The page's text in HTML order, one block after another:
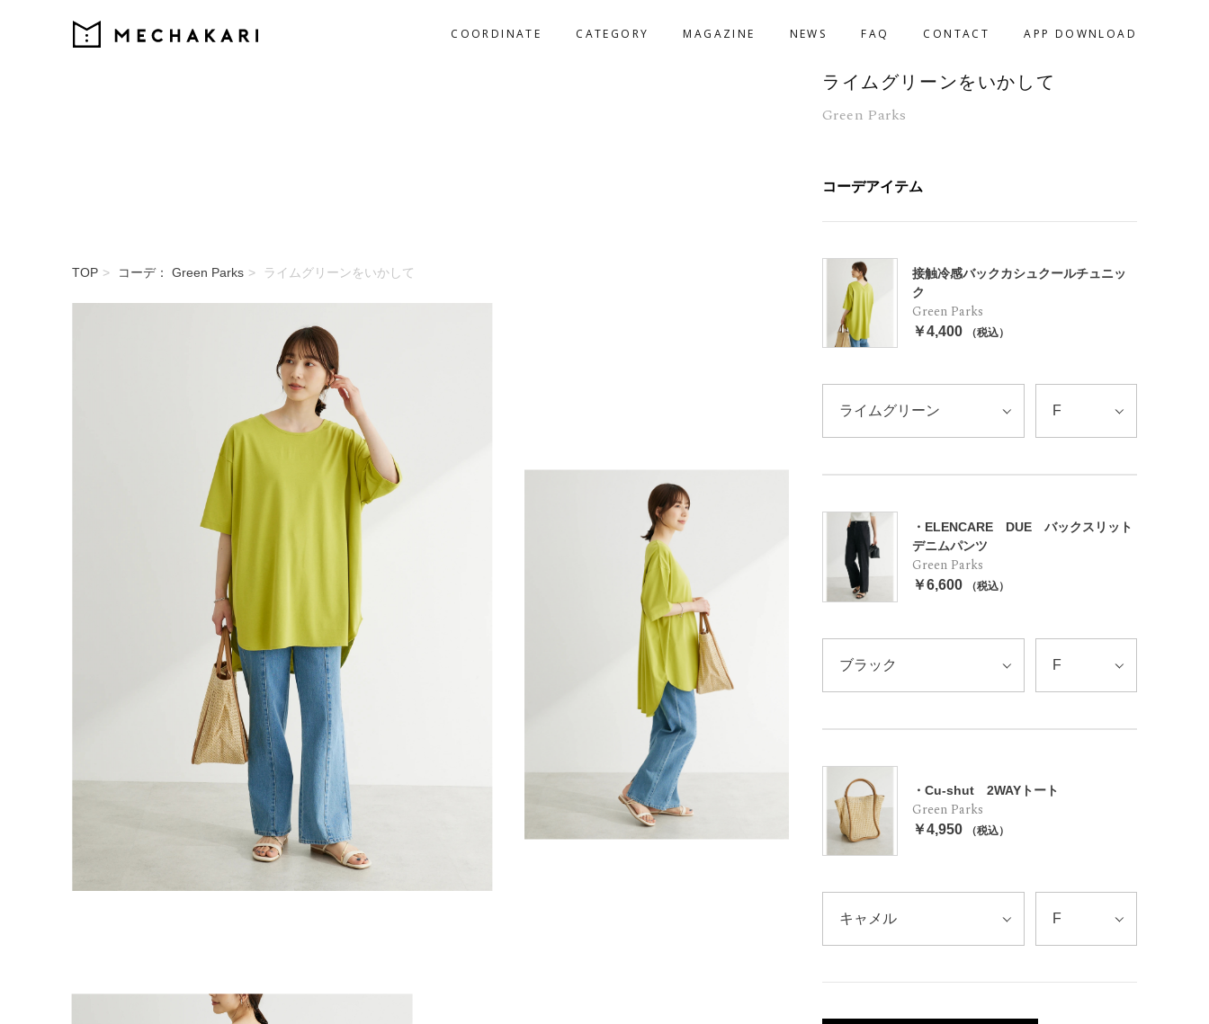
COORDINATE CATEGORY MAGAZINE NEWS FAQ CONTACT APP DOWNLOAD
TOP コーデ： Green Parks ライムグリーンをいかして
ライムグリーンをいかして
Green Parks
コーデアイテム
接触冷感バックカシュクールチュニッ
ク
Green Parks
￥4,400 （税込）
・ELENCARE DUE バックスリット
デニムパンツ
Green Parks
￥6,600 （税込）
・Cu-shut 2WAYトート
Green Parks
￥4,950 （税込）